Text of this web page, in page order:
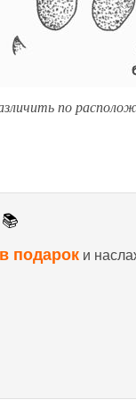
по
подарок и